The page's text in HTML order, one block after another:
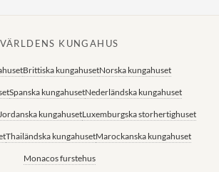
VÄRLDENS KUNGAHUS
Brittiska kungahusetNorska kungahuset
Spanska kungahusetNederländska kungahuset
kungahusetLuxemburgska storhertighuset
Thailändska kungahusetMarockanska kungahuset
Monacos furstehus